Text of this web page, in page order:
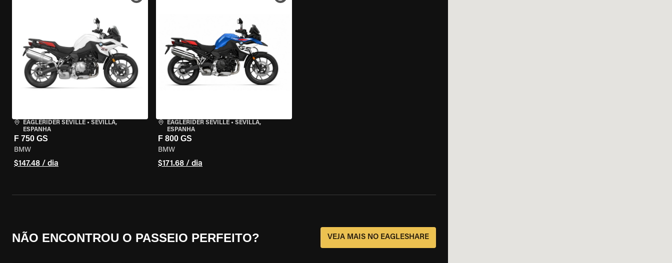
EAGLERIDER SEVILLE • SEVILLA,
ESPANHA
F 750 GS
BMW
$147.48 / dia
EAGLERIDER SEVILLE• SEVILLA,
ESPANHA
F 800 GS
BMW
$171.68 / dia
NÃO ENCONTROU O PASSEIO PERFEITO? VEJA MAIS NO EAGLESHARE